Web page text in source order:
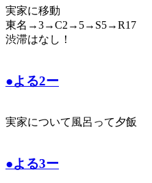
実家に移動
東名→3→C2→5→S5→R17
渋滞はなし！
●よる2ー
実家について風呂って夕飯
●よる3ー